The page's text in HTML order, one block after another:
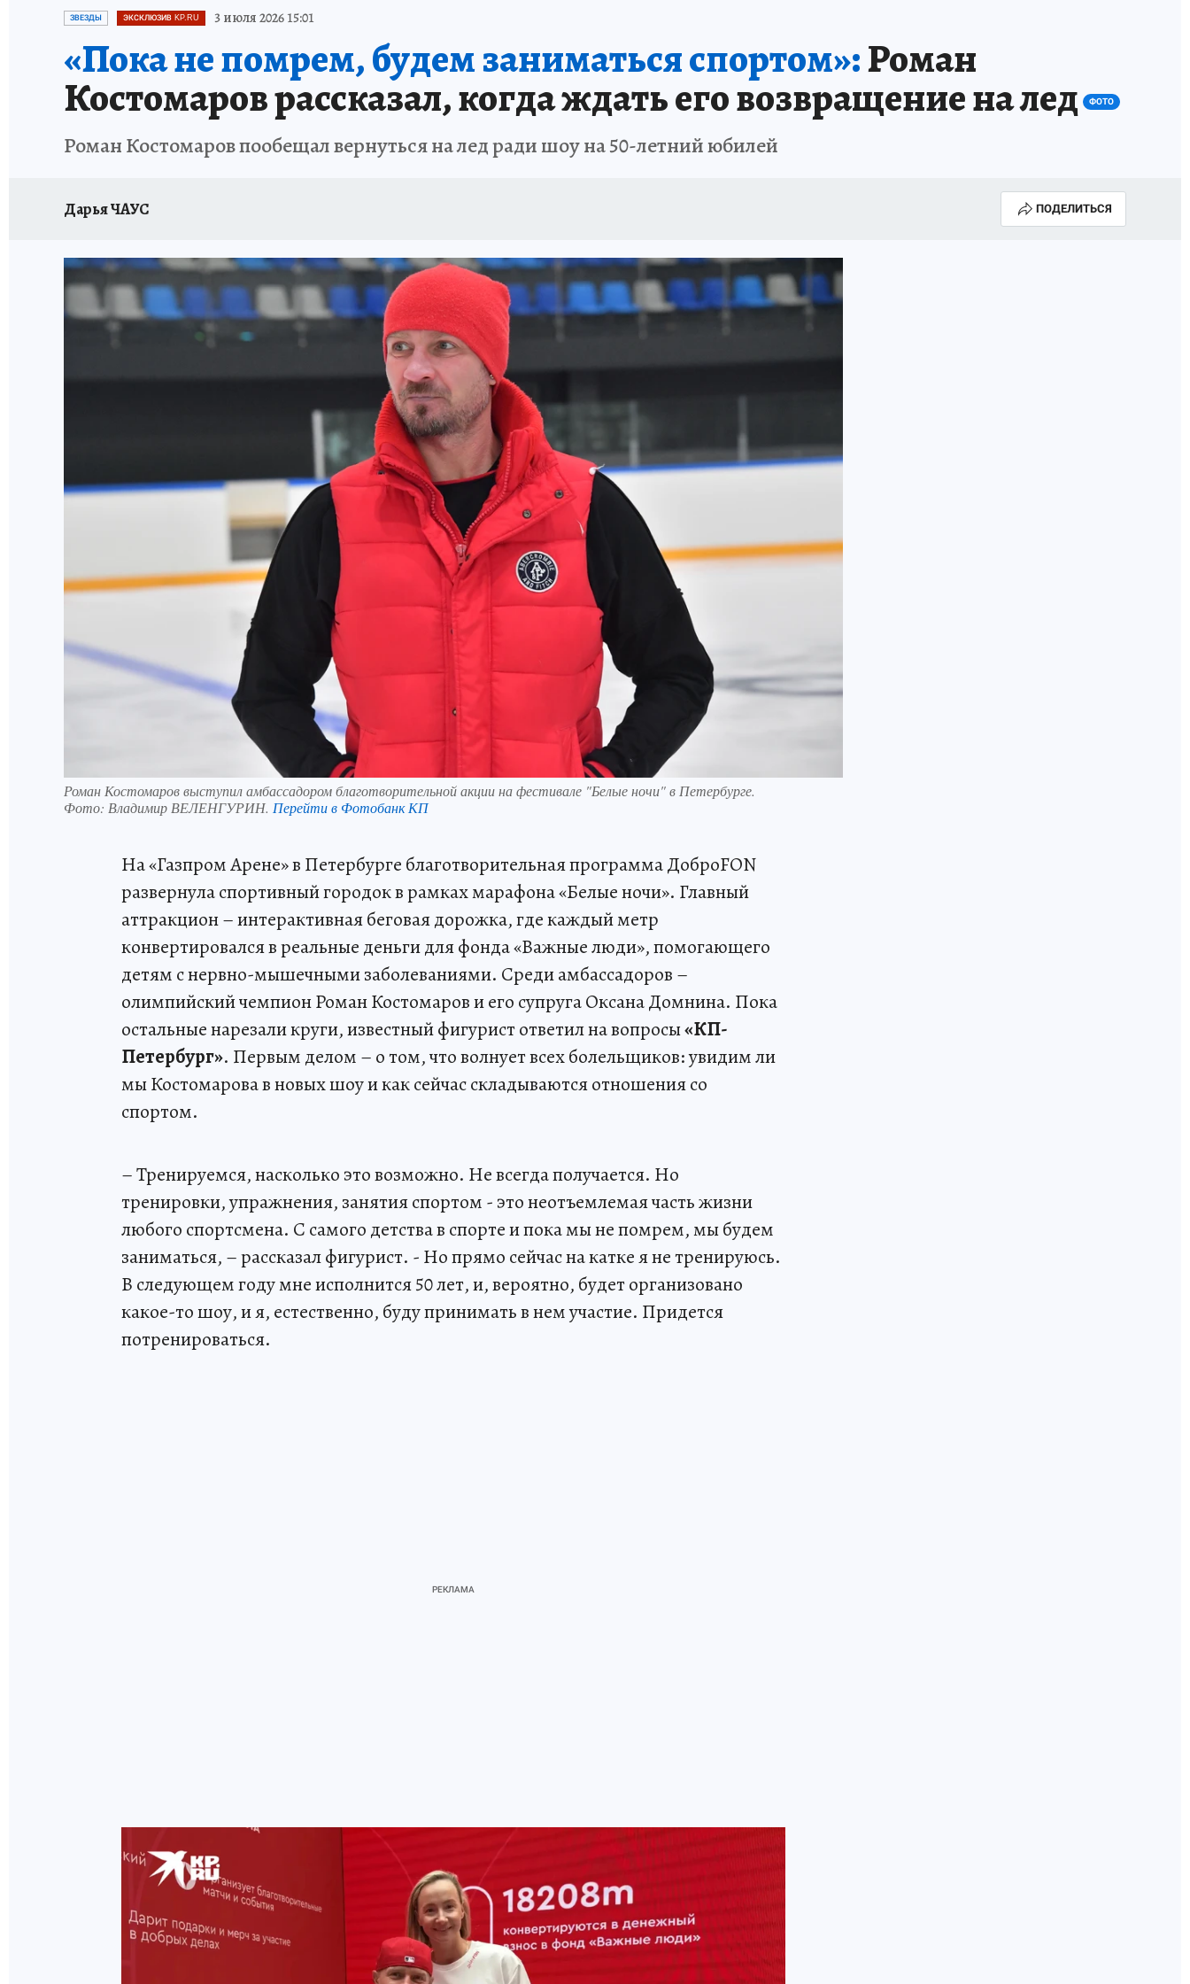
ПЕТЕРБУРГСКАЯ СТРОЙКА
ЗВЕЗДЫ ЭКСКЛЮЗИВ KP.RU 3 июля 2026 15:01
«Пока не помрем, будем заниматься спортом»:Роман
Костомаров рассказал, когда ждать его возвращение на лед ФОТО
Роман Костомаров пообещал вернуться на лед ради шоу на 50-летний юбилей
Дарья ЧАУС ПОДЕЛИТЬСЯ
Роман Костомаров выступил амбассадором благотворительной акции на фестивале "Белые ночи" в Петербурге.
Фото: Владимир ВЕЛЕНГУРИН. Перейти в Фотобанк КП
На «Газпром Арене» в Петербурге благотворительная программа ДоброFON
развернула спортивный городок в рамках марафона «Белые ночи». Главный
аттракцион – интерактивная беговая дорожка, где каждый метр
конвертировался в реальные деньги для фонда «Важные люди», помогающего
детям с нервно-мышечными заболеваниями. Среди амбассадоров –
олимпийский чемпион Роман Костомаров и его супруга Оксана Домнина. Пока
остальные нарезали круги, известный фигурист ответил на вопросы«КП-
Петербург». Первым делом – о том, что волнует всех болельщиков: увидим ли
мы Костомарова в новых шоу и как сейчас складываются отношения со
спортом.
– Тренируемся, насколько это возможно. Не всегда получается. Но
тренировки, упражнения, занятия спортом - это неотъемлемая часть жизни
любого спортсмена. С самого детства в спорте и пока мы не помрем, мы будем
заниматься, – рассказал фигурист. - Но прямо сейчас на катке я не тренируюсь.
В следующем году мне исполнится 50 лет, и, вероятно, будет организовано
какое-то шоу, и я, естественно, буду принимать в нем участие. Придется
потренироваться.